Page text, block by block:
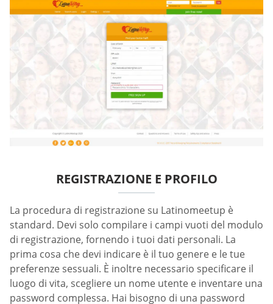
REGISTRAZIONE E PROFILO
La procedura di registrazione su Latinomeetup è
standard. Devi solo compilare i campi vuoti del modulo
di registrazione, fornendo i tuoi dati personali. La
prima cosa che devi indicare è il tuo genere e le tue
preferenze sessuali. È inoltre necessario specificare il
luogo di vita, scegliere un nome utente e inventare una
password complessa. Hai bisogno di una password